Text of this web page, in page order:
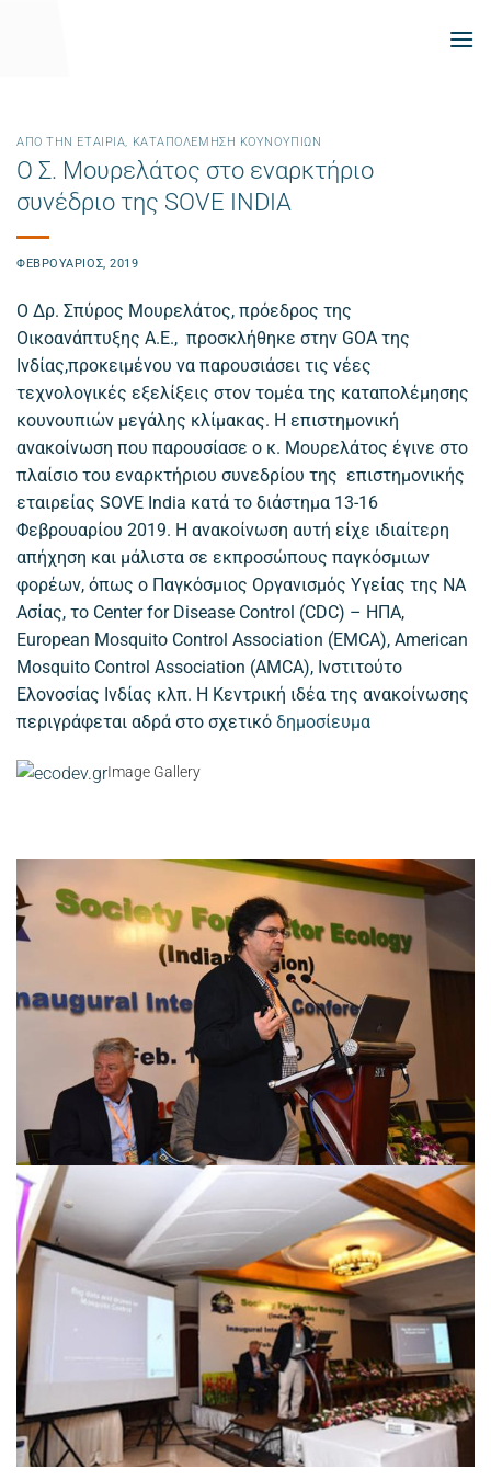
ΑΠΌ ΤΗΝ ΕΤΑΙΡΊΑ, ΚΑΤΑΠΟΛΈΜΗΣΗ ΚΟΥΝΟΥΠΙΏΝ
Ο Σ. Μουρελάτος στο εναρκτήριο
συνέδριο της SOVE INDIA
ΦΕΒΡΟΥΆΡΙΟΣ, 2019
Ο Δρ. Σπύρος Μουρελάτος, πρόεδρος της
Οικοανάπτυξης Α.Ε., προσκλήθηκε στην GOA της
Ινδίας,προκειμένου να παρουσιάσει τις νέες
τεχνολογικές εξελίξεις στον τομέα της καταπολέμησης
κουνουπιών μεγάλης κλίμακας. Η επιστημονική
ανακοίνωση που παρουσίασε ο κ. Μουρελάτος έγινε στο
πλαίσιο του εναρκτήριου συνεδρίου της επιστημονικής
εταιρείας SOVE India κατά το διάστημα 13-16
Φεβρουαρίου 2019. Η ανακοίνωση αυτή είχε ιδιαίτερη
απήχηση και μάλιστα σε εκπροσώπους παγκόσμιων
φορέων, όπως ο Παγκόσμιος Οργανισμός Υγείας της ΝΑ
Ασίας, το Center for Disease Control (CDC) – ΗΠΑ,
European Mosquito Control Association (EMCA), American
Mosquito Control Association (AMCA), Ινστιτούτο
Ελονοσίας Ινδίας κλπ. Η Κεντρική ιδέα της ανακοίνωσης
περιγράφεται αδρά στο σχετικό δημοσίευμα
Image Gallery